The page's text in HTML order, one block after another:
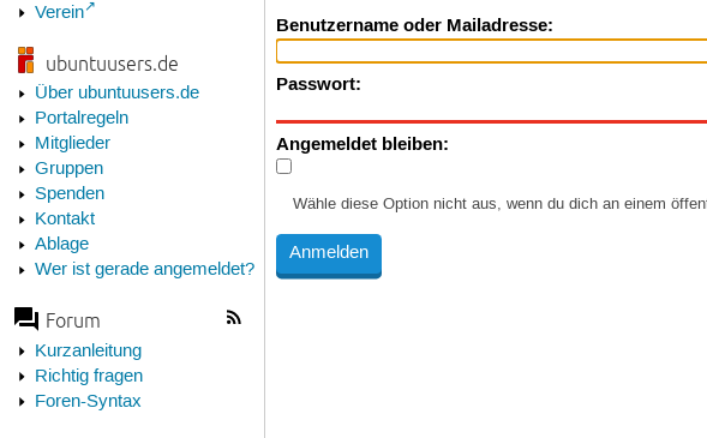
Verein
ubuntuusers.de
Über ubuntuusers.de
Portalregeln
Mitglieder
Gruppen
Spenden
Kontakt
Ablage
Wer ist gerade angemeldet?
Forum
Kurzanleitung
Richtig fragen
Foren-Syntax
Benutzername oder Mailadresse:
Passwort:
Angemeldet bleiben:
Wähle diese Option nicht aus, wenn du dich an einem